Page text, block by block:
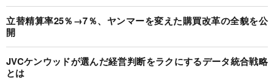
立替精算率25％→7％、ヤンマーを変えた購買改革の全貌を公
開
JVCケンウッドが選んだ経営判断をラクにするデータ統合戦略
とは